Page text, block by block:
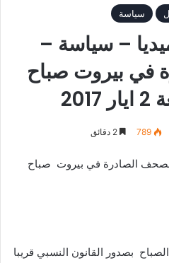
سياسة
– سياسة –
في بيروت صباح
789
الصادرة في بيروت صباح
بصدور القانون النسبي قريبا